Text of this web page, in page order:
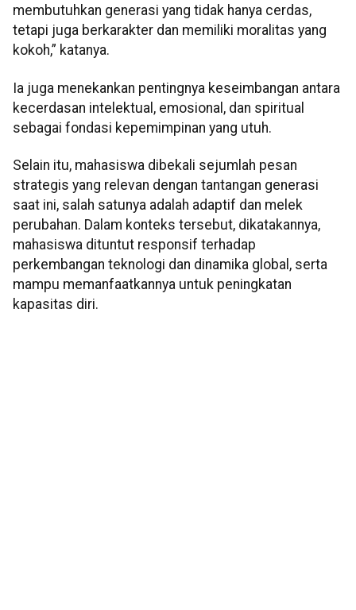
membutuhkan generasi yang tidak hanya cerdas,
tetapi juga berkarakter dan memiliki moralitas yang
kokoh,” katanya.
Ia juga menekankan pentingnya keseimbangan antara
kecerdasan intelektual, emosional, dan spiritual
sebagai fondasi kepemimpinan yang utuh.
Selain itu, mahasiswa dibekali sejumlah pesan
strategis yang relevan dengan tantangan generasi
saat ini, salah satunya adalah adaptif dan melek
perubahan. Dalam konteks tersebut, dikatakannya,
mahasiswa dituntut responsif terhadap
perkembangan teknologi dan dinamika global, serta
mampu memanfaatkannya untuk peningkatan
kapasitas diri.